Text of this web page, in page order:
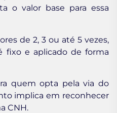
o valor base para essa
de 2, 3 ou até 5 vezes,
fixo e aplicado de forma
quem opta pela via do
implica em reconhecer
CNH.